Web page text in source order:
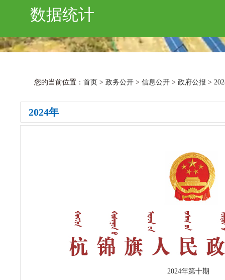
数据统计
您的当前位置： 首页 > 政务公开 > 信息公开 > 政府公报 >
2024年
2024年第十期